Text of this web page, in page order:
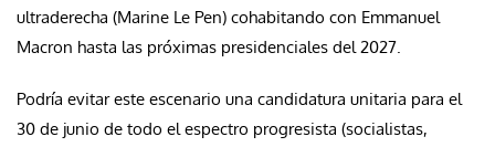
ultraderecha (Marine Le Pen) cohabitando con Emmanuel
Macron hasta las próximas presidenciales del 2027.
Podría evitar este escenario una candidatura unitaria para el
30 de junio de todo el espectro progresista (socialistas,